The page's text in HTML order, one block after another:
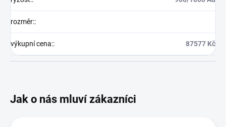
rozměr::
výkupní cena:: 87577 Kč